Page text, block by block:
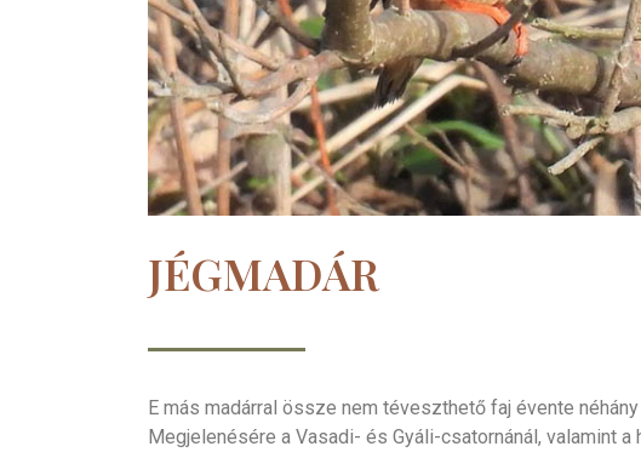
JÉGMADÁR
E más madárral össze nem téveszthető faj évente
Megjelenésére a Vasadi- és Gyáli-csatornánál, valamint